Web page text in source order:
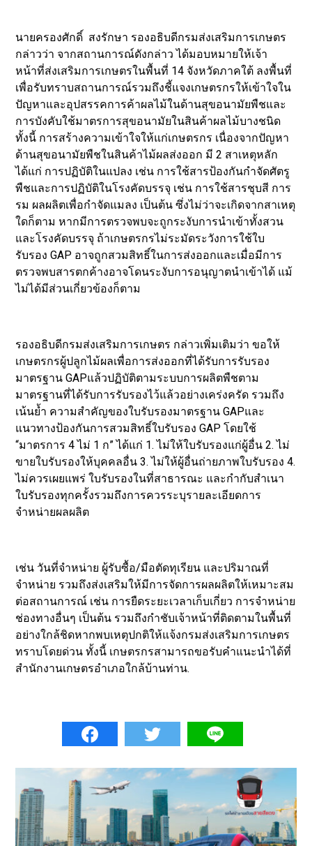
นายครองศักดิ์ สงรักษา รองอธิบดีกรมส่งเสริมการเกษตร
กล่าวว่า จากสถานการณ์ดังกล่าว ได้มอบหมายให้เจ้า
หน้าที่ส่งเสริมการเกษตรในพื้นที่ 14 จังหวัดภาคใต้ ลงพื้นที่
เพื่อรับทราบสถานการณ์รวมถึงชี้แจงเกษตรกรให้เข้าใจใน
ปัญหาและอุปสรรคการค้าผลไม้ในด้านสุขอนามัยพืชและ
การบังคับใช้มาตรการสุขอนามัยในสินค้าผลไม้บางชนิด
ทั้งนี้ การสร้างความเข้าใจให้แก่เกษตรกร เนื่องจากปัญหา
ด้านสุขอนามัยพืชในสินค้าไม้ผลส่งออก มี 2 สาเหตุหลัก
ได้แก่ การปฏิบัติในแปลง เช่น การใช้สารป้องกันกำจัดศัตรู
พืชและการปฏิบัติในโรงคัดบรรจุ เช่น การใช้สารชุบสี การ
รม ผลผลิตเพื่อกำจัดแมลง เป็นต้น ซึ่งไม่ว่าจะเกิดจากสาเหตุ
ใดก็ตาม หากมีการตรวจพบจะถูกระงับการนำเข้าทั้งสวน
และโรงคัดบรรจุ ถ้าเกษตรกรไม่ระมัดระวังการใช้ใบ
รับรอง GAP อาจถูกสวมสิทธิ์ในการส่งออกและเมื่อมีการ
ตรวจพบสารตกค้างอาจโดนระงับการอนุญาตนำเข้าได้ แม้
ไม่ได้มีส่วนเกี่ยวข้องก็ตาม
รองอธิบดีกรมส่งเสริมการเกษตร กล่าวเพิ่มเติมว่า ขอให้
เกษตรกรผู้ปลูกไม้ผลเพื่อการส่งออกที่ได้รับการรับรอง
มาตรฐาน GAPแล้วปฏิบัติตามระบบการผลิตพืชตาม
มาตรฐานที่ได้รับการรับรองไว้แล้วอย่างเคร่งครัด รวมถึง
เน้นย้ำ ความสำคัญของใบรับรองมาตรฐาน GAPและ
แนวทางป้องกันการสวมสิทธิ์ใบรับรอง GAP โดยใช้
“มาตรการ 4 ไม่ 1 ก” ได้แก่ 1. ไม่ให้ใบรับรองแก่ผู้อื่น 2. ไม่
ขายใบรับรองให้บุคคลอื่น 3. ไม่ให้ผู้อื่นถ่ายภาพใบรับรอง 4.
ไม่ควรเผยแพร่ ใบรับรองในที่สาธารณะ และกำกับสำเนา
ใบรับรองทุกครั้งรวมถึงการควรระบุรายละเอียดการ
จำหน่ายผลผลิต
เช่น วันที่จำหน่าย ผู้รับซื้อ/มือตัดทุเรียน และปริมาณที่
จำหน่าย รวมถึงส่งเสริมให้มีการจัดการผลผลิตให้เหมาะสม
ต่อสถานการณ์ เช่น การยืดระยะเวลาเก็บเกี่ยว การจำหน่าย
ช่องทางอื่นๆ เป็นต้น รวมถึงกำชับเจ้าหน้าที่ติดตามในพื้นที่
อย่างใกล้ชิดหากพบเหตุปกติให้แจ้งกรมส่งเสริมการเกษตร
ทราบโดยด่วน ทั้งนี้ เกษตรกรสามารถขอรับคำแนะนำได้ที่
สำนักงานเกษตรอำเภอใกล้บ้านท่าน.